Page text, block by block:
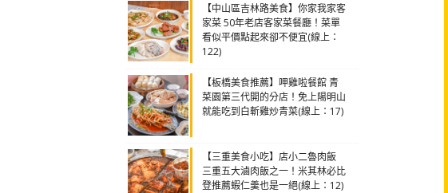
【中山區吉林路美食】你家我家客
家菜 50年老店客家菜餐廳！菜單
看似平價點起來卻不便宜(線上：
122)
【板橋美食推薦】呷雞啦餐館 青
菜園第三代開的分店！免上陽明山
就能吃到白斬雞炒青菜(線上：17)
【三重美食小吃】店小二魯肉飯
三重五大滷肉飯之一！米其林必比
登推薦蝦仁羹也是一絕(線上：12)